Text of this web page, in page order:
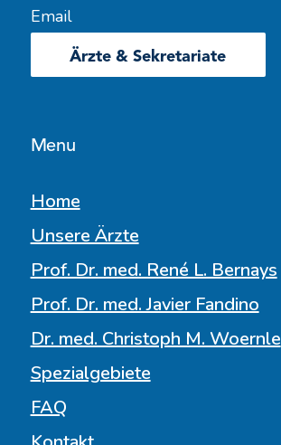
Menu
Home
Unsere Ärzte
Prof. Dr. med. René L. Bernays
Prof. Dr. med. Javier Fandino
Dr. med. Christoph M. Woernle
Spezialgebiete
FAQ
Email
Ärzte & Sekretariate